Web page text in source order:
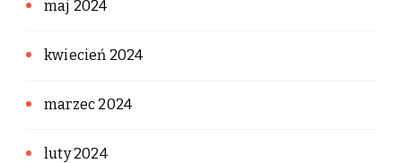
maj 2024
kwiecień 2024
marzec 2024
luty 2024